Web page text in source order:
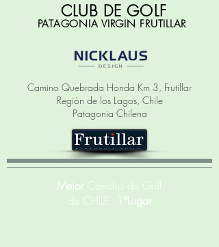
CLUB DE GOLF
PATAGONIA VIRGIN FRUTILLAR
Camino Quebrada Honda Km 3, Frutillar
Región de los Lagos, Chile
Patagonia Chilena
Mejor Cancha de Golf
de CHILE
1°Lugar